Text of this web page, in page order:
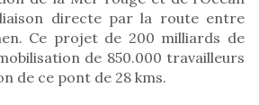
directe par la route entre
Ce projet de 200 milliards de
de 850.000 travailleurs
de ce pont de 28 kms.